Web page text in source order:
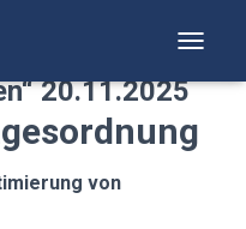
von
20.11.2025
von